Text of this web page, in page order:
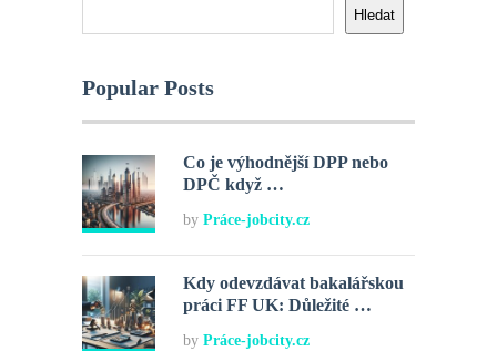
Hledat
Popular Posts
Co je výhodnější DPP nebo
DPČ když …
byPráce-jobcity.cz
Kdy odevzdávat bakalářskou
práci FF UK: Důležité …
byPráce-jobcity.cz